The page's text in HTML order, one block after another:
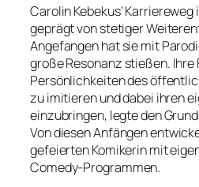
Carolin Kebekus’
geprägt von stetiger
Angefangen hat sie mit
große Resonanz stießen. Ihre
Persönlichkeiten des
zu imitieren und dabei ihren
einzubringen, legte den
Von diesen Anfängen
gefeierten Komikerin mit
Comedy-Programmen.